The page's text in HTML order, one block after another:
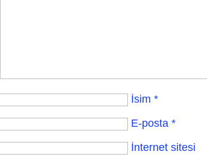
İsim *
E-posta *
İnternet sitesi